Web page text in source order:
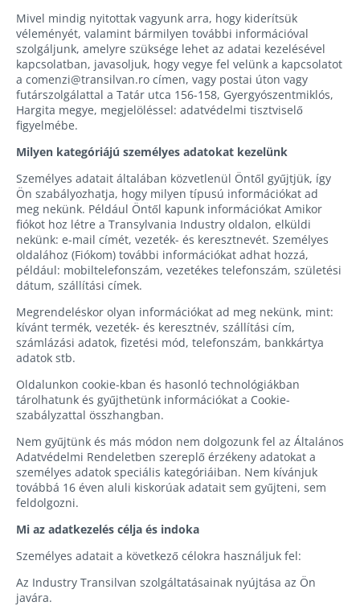
Mivel mindig nyitottak vagyunk arra, hogy kiderítsük
véleményét, valamint bármilyen további információval
szolgáljunk, amelyre szüksége lehet az adatai kezelésével
kapcsolatban, javasoljuk, hogy vegye fel velünk a kapcsolatot
a comenzi@transilvan.ro címen, vagy postai úton vagy
futárszolgálattal a Tatár utca 156-158, Gyergyószentmiklós,
Hargita megye, megjelöléssel: adatvédelmi tisztviselő
figyelmébe.
Milyen kategóriájú személyes adatokat kezelünk
Személyes adatait általában közvetlenül Öntől gyűjtjük, így
Ön szabályozhatja, hogy milyen típusú információkat ad
meg nekünk. Például Öntől kapunk információkat Amikor
fiókot hoz létre a Transylvania Industry oldalon, elküldi
nekünk: e-mail címét, vezeték- és keresztnevét. Személyes
oldalához (Fiókom) további információkat adhat hozzá,
például: mobiltelefonszám, vezetékes telefonszám, születési
dátum, szállítási címek.
Megrendeléskor olyan információkat ad meg nekünk, mint:
kívánt termék, vezeték- és keresztnév, szállítási cím,
számlázási adatok, fizetési mód, telefonszám, bankkártya
adatok stb.
Oldalunkon cookie-kban és hasonló technológiákban
tárolhatunk és gyűjthetünk információkat a Cookie-
szabályzattal összhangban.
Nem gyűjtünk és más módon nem dolgozunk fel az Általános
Adatvédelmi Rendeletben szereplő érzékeny adatokat a
személyes adatok speciális kategóriáiban. Nem kívánjuk
továbbá 16 éven aluli kiskorúak adatait sem gyűjteni, sem
feldolgozni.
Mi az adatkezelés célja és indoka
Személyes adatait a következő célokra használjuk fel:
Az Industry Transilvan szolgáltatásainak nyújtása az Ön
javára.